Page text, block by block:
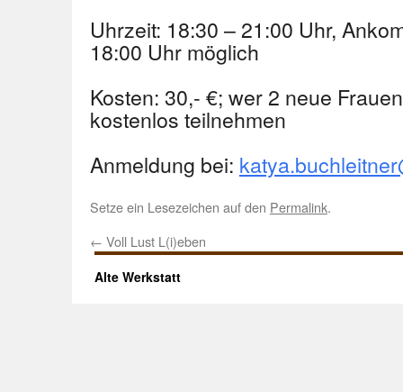
Uhrzeit: 18:30 – 21:00 Uhr,
18:00 Uhr möglich
Kosten: 30,- €; wer 2 neue
kostenlos teilnehmen
Anmeldung bei:
Setze ein Lesezeichen auf den Permalink.
← Voll Lust L(i)eben
Alte Werkstatt